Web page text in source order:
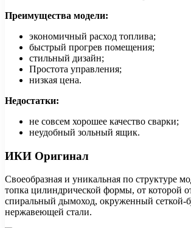
Преимущества модели:
экономичный расход топлива;
быстрый прогрев помещения;
стильный дизайн;
Простота управления;
низкая цена.
Недостатки:
не совсем хорошее качество сварки;
неудобный зольный ящик.
ИКИ Оригинал
Своеобразная и уникальная по структуре
топка цилиндрической формы, от которой
спиральный дымоход, окруженный сеткой-
нержавеющей стали.